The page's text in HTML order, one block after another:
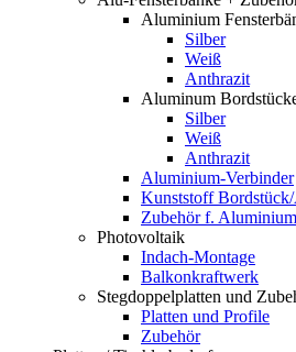
Aluminium
Silber
Weiß
Anthrazit
Aluminum
Silber
Weiß
Anthrazit
Aluminium-Verbinder
Kunststoff
Zubehör f.
Photovoltaik
Indach-Montage
Balkonkraftwerk
Stegdoppelplatten und
Platten und Profile
Zubehör